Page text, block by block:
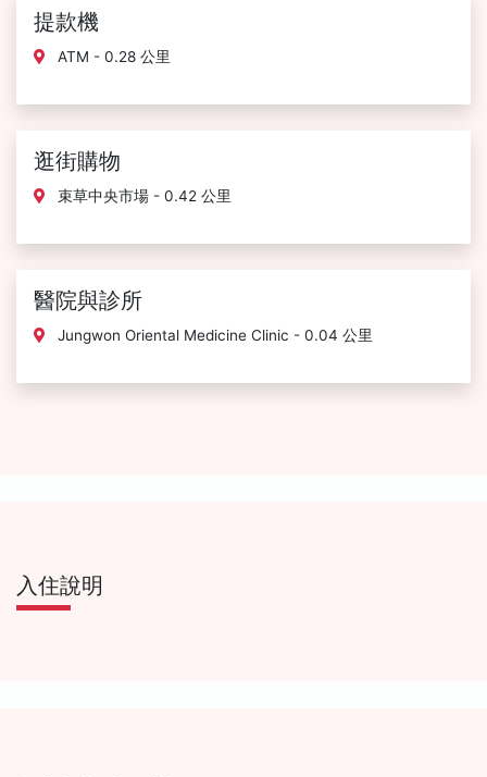
提款機
ATM - 0.28 公里
逛街購物
束草中央市場 - 0.42 公里
醫院與診所
Jungwon Oriental Medicine Clinic - 0.04 公里
入住說明